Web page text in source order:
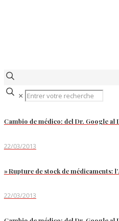
✕
Cambio de médico: del Dr. Google al
22/03/2013
» Rupture de stock de médicaments:
22/03/2013